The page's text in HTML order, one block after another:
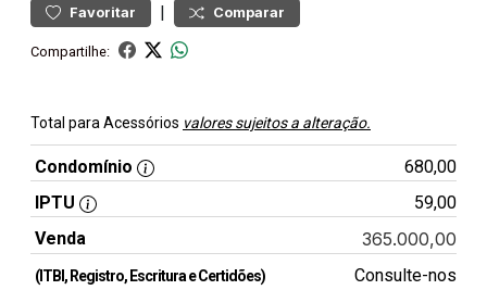
Favoritar | Comparar
Compartilhe:
Total para Acessórios valores sujeitos a alteração.
Condomínio
680,00
IPTU
59,00
Venda
365.000,00
(ITBI, Registro, Escritura e Certidões) Consulte-nos